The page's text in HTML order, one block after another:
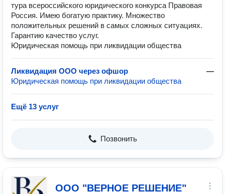
тура всероссийского юридического конкурса Правовая
Россия. Имею богатую практику. Множество
положительных решений в самых сложных ситуациях.
Гарантию качество услуг.
Юридическая помощь при ликвидации общества
Ликвидация ООО через офшор
—
Юридическая помощь при ликвидации общества
Ещё 13 услуг
Позвонить
ООО "ВЕРНОЕ РЕШЕНИЕ"